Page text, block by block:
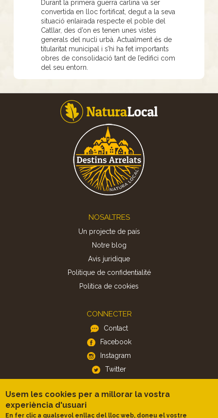
Durant la primera guerra carlina va ser
convertida en lloc fortificat, degut a la seva
situació enlairada respecte el poble del
Catllar, des d’on es tenen unes vistes
generals del nucli urbà. Actualment és de
titularitat municipal i s’hi ha fet importants
obres de consolidació tant de l’edifici com
del seu entorn.
NOSALTRES
Un projecte de país
Notre blog
Avis juridique
Politique de confidentialité
Politica de cookies
CONNECTER
Contact
Facebook
Instagram
Twitter
APP
iOS
Usem les cookies per a millorar la vostra
experiència d'usuari
En fer clic a qualsevol enllaç del lloc web, doneu el vostre